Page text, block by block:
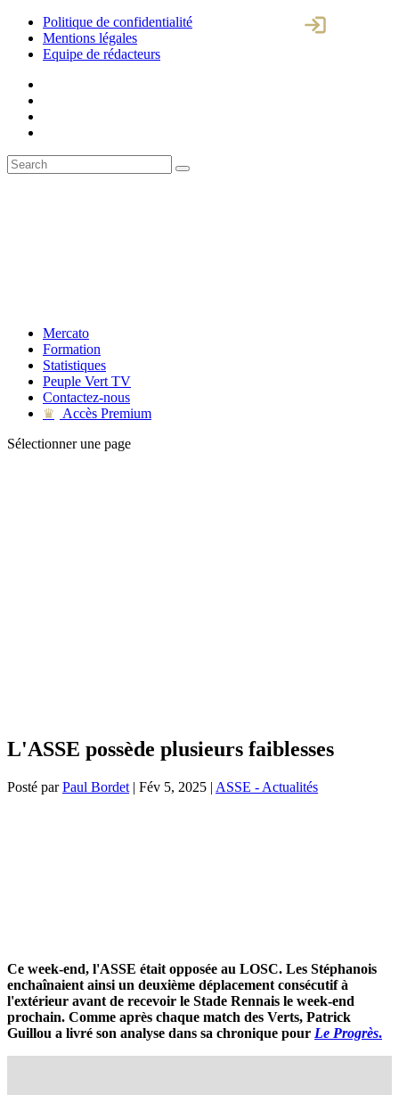
Politique de confidentialité
Mentions légales
Equipe de rédacteurs
Mercato
Formation
Statistiques
Peuple Vert TV
Contactez-nous
♛
Accès Premium
Sélectionner une page
L'ASSE possède plusieurs faiblesses
Posté parPaul Bordet | Fév 5, 2025 | ASSE - Actualités
Ce week-end, l'ASSE était opposée au LOSC. Les Stéphanois
enchaînaient ainsi un deuxième déplacement consécutif à
l'extérieur avant de recevoir le Stade Rennais le week-end
prochain. Comme après chaque match des Verts, Patrick
Guillou a livré son analyse dans sa chronique pour Le Progrès.